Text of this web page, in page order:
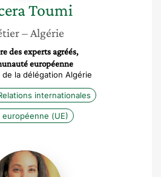
Toumi
– Algérie
des experts agréés,
européenne
de la délégation Algérie
internationales
européenne (UE)
Niagalé
Bagayoko